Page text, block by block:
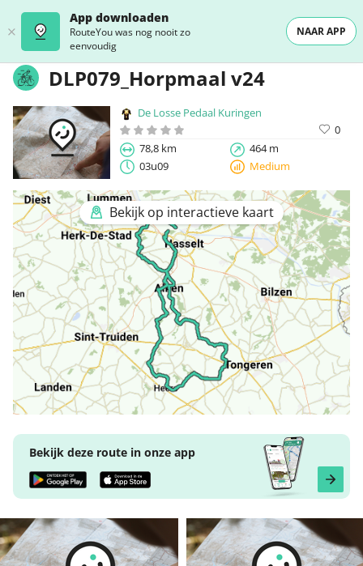
App downloaden
RouteYou was nog nooit zo
eenvoudig
NAAR APP
DLP079_Horpmaal v24
De Losse Pedaal Kuringen
0
78,8 km
464 m
03u09
Medium
Bekijk op interactieve kaart
Bekijk deze route in onze app